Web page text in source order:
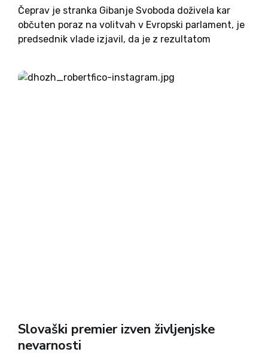
Čeprav je stranka Gibanje Svoboda doživela kar
občuten poraz na volitvah v Evropski parlament, je
predsednik vlade izjavil, da je z rezultatom
je uspelo dobiti dva mandata v Evropskem
parlamentu, pri čemer bo imela...
Slovaški premier izven življenjske
nevarnosti